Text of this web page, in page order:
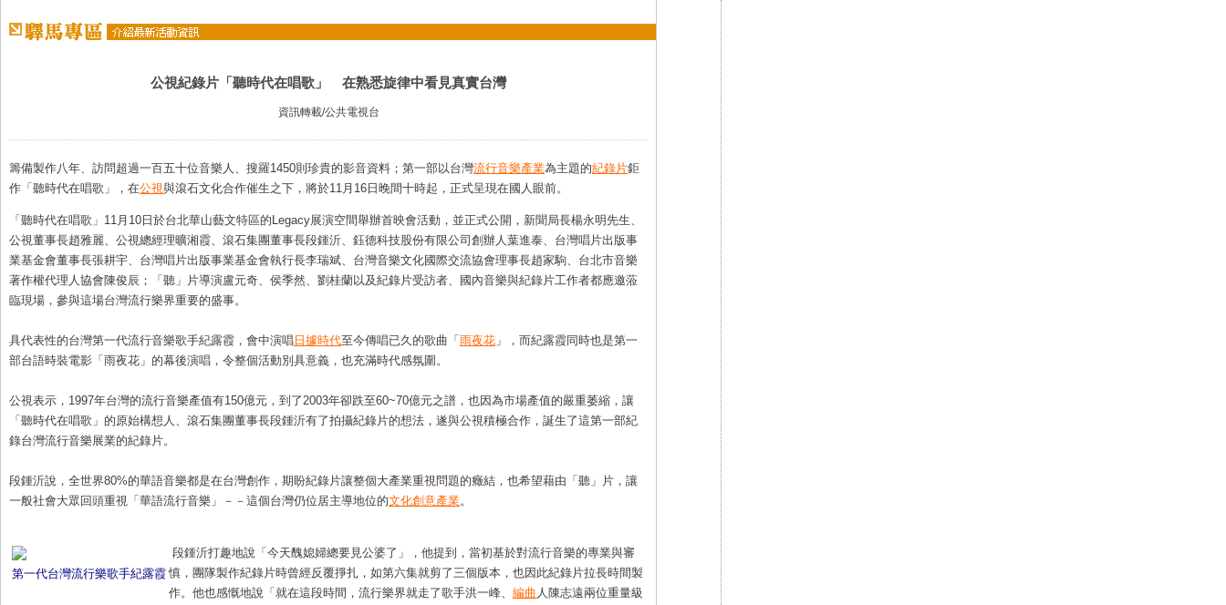
公視紀錄片「聽時代在唱歌」 在熟悉旋律中看見真實台灣
資訊轉載/公共電視台
籌備製作八年、訪問超過一百五十位音樂人、搜羅1450則珍貴的影音資料；第一部以台灣流行音樂產業為主題的紀錄片鉅
作「聽時代在唱歌」，在公視與滾石文化合作催生之下，將於11月16日晚間十時起，正式呈現在國人眼前。
「聽時代在唱歌」11月10日於台北華山藝文特區的Legacy展演空間舉辦首映會活動，並正式公開，新聞局長楊永明先生、
公視董事長趙雅麗、公視總經理曠湘霞、滾石集團董事長段鍾沂、鈺德科技股份有限公司創辦人葉進泰、台灣唱片出版事
業基金會董事長張耕宇、台灣唱片出版事業基金會執行長李瑞斌、台灣音樂文化國際交流協會理事長趙家駒、台北市音樂
著作權代理人協會陳俊辰；「聽」片導演盧元奇、侯季然、劉桂蘭以及紀錄片受訪者、國內音樂與紀錄片工作者都應邀蒞
臨現場，參與這場台灣流行樂界重要的盛事。
具代表性的台灣第一代流行音樂歌手紀露霞，會中演唱 日據時代至今傳唱已久的歌曲「 雨夜花 」，而紀露霞同時也是第一
部台語時裝電影「雨夜花」的幕後演唱，令整個活動別具意義，也充滿時代感氛圍。
公視表示，1997年台灣的流行音樂產值有150億元，到了2003年卻跌至60~70億元之譜，也因為市場產值的嚴重萎縮，讓
「聽時代在唱歌」的原始構想人、滾石集團董事長段鍾沂有了拍攝紀錄片的想法，遂與公視積極合作，誕生了這第一部紀
錄台灣流行音樂展業的紀錄片。
段鍾沂說，全世界80%的華語音樂都是在台灣創作，期盼紀錄片讓整個大產業重視問題的癥結，也希望藉由「聽」片，讓
一般社會大眾回頭重視「華語流行音樂」－－這個台灣仍位居主導地位的文化創意產業。
第一代台灣流行樂歌手紀露霞
段鍾沂打趣地說「今天醜媳婦總要見公婆了」，他提到，當初基於對流行音樂的專業與審
慎，團隊製作紀錄片時曾經反覆掙扎，如第六集就剪了三個版本，也因此紀錄片拉長時間製
作。他也感慨地說「就在這段時間，流行樂界就走了歌手洪一峰、 編曲 人陳志遠兩位重量級